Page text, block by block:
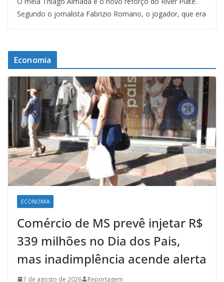
Segundo o jornalista Fabrizio Romano, o jogador, que era
Economia
ECONOMIA
Comércio de MS prevê injetar R$
339 milhões no Dia dos Pais,
mas inadimplência acende alerta
7 de agosto de 2026 Reportagem